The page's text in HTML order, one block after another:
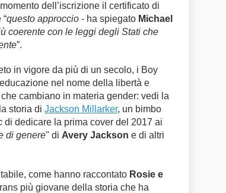
dell’iscrizione il certificato di
questo approccio - ha spiegato Michael
coerente con le leggi degli Stati che
”.
in vigore da più di un secolo, i Boy
nel nome della libertà e
cambiano in materia gender: vedi la
storia di Jackson Millarker, un bimbo
di dedicare la prima cover del 2017 ai
di genere" di Avery Jackson e di altri
come hanno raccontato Rosie e
più giovane della storia che ha